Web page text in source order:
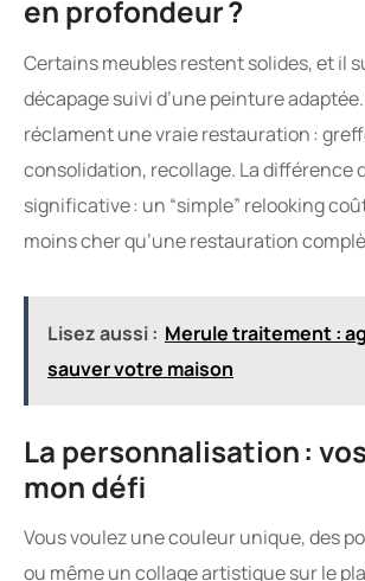
en profondeur ?
Certains meubles restent solides, et il
décapage suivi d’une peinture
réclament une vraie restauration :
consolidation, recollage. La différence
significative : un “simple” relooking
moins cher qu’une restauration
Lisez aussi : Merule traitement :
sauver votre maison
La personnalisation :
mon défi
Vous voulez une couleur unique, des
ou même un collage artistique sur le